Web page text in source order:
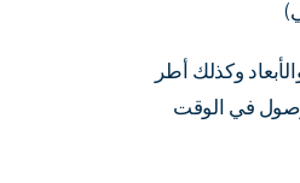
وكذلك أطر
في الوقت